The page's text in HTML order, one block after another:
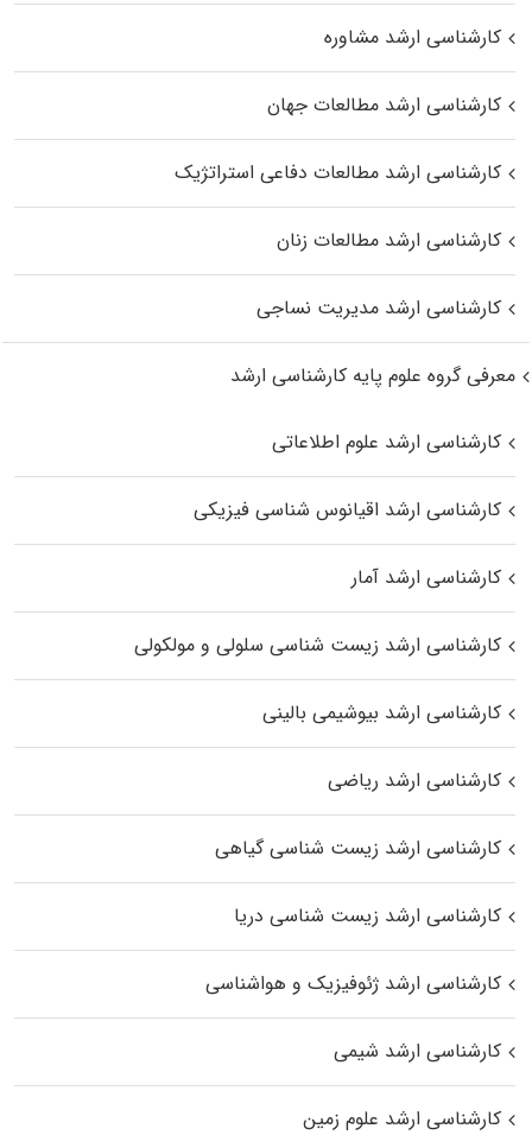
کارشناسی ارشد مشاوره
کارشناسی ارشد مطالعات جهان
کارشناسی ارشد مطالعات دفاعی استراتژیک
کارشناسی ارشد مطالعات زنان
کارشناسی ارشد مدیریت نساجی
معرفی گروه علوم پایه کارشناسی ارشد
کارشناسی ارشد علوم اطلاعاتی
کارشناسی ارشد اقیانوس‌ شناسی فیزیکی
کارشناسی ارشد آمار
کارشناسی ارشد زیست شناسی سلولی و مولکولی
کارشناسی ارشد بیوشیمی بالینی
کارشناسی ارشد ریاضی
کارشناسی ارشد زیست‌ شناسی گیاهی
کارشناسی ارشد زیست‌ شناسی دریا
کارشناسی ارشد ژئوفیزیک و هواشناسی
کارشناسی ارشد شیمی
کارشناسی ارشد علوم زمین